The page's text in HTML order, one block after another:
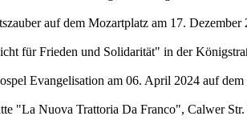
auf dem Mozartplatz am 17. Dezember
für Frieden und Solidarität" in der
Evangelisation am 06. April 2024 auf dem
"La Nuova Trattoria Da Franco", Calwer